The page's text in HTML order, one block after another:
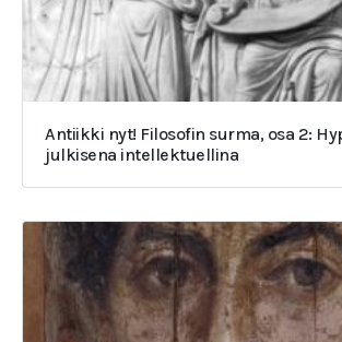
Antiikki nyt! Filosofin surma, osa 2:
julkisena intellektuellina